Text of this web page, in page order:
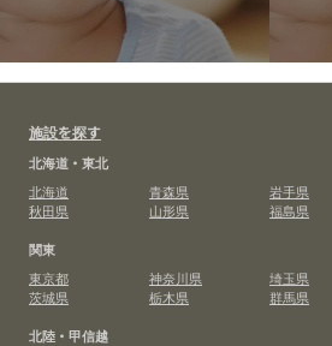
施設を探す
北海道・東北
北海道
青森県 岩手県
秋田県
山形県
福島県
関東
東京都
神奈川県 埼玉県
茨城県
栃木県
群馬県
北陸・甲信越